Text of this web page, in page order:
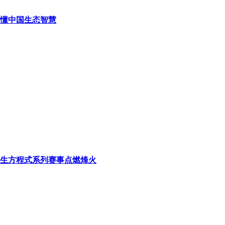
中国生态智慧
方程式系列赛事点燃烽火